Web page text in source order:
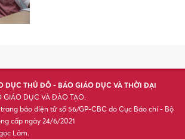
DỤC THỦ ĐÔ - BÁO GIÁO DỤC VÀ THỜI ĐẠI
DỤC VÀ ĐÀO TẠO.
báo điện tử số 56/GP-CBC do Cục Báo chí - Bộ
cấp ngày 24/6/2021
Lâm.